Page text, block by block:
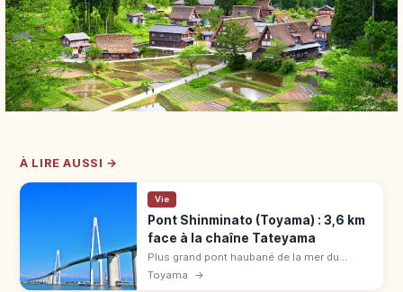
À LIRE AUSSI →
Vie
Pont Shinminato (Toyama) : 3,6 km
face à la chaîne Tateyama
Plus grand pont haubané de la mer du
Japon (3,6 km, travée 600 m), 2012. Route
au-dessus, promenade Ainokaze couverte
Toyama →